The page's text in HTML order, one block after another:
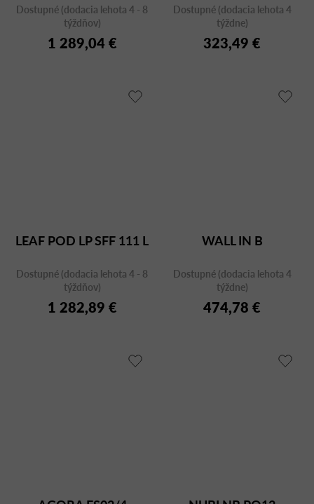
Dostupné (dodacia lehota 4 - 8
týždňov)
1 289,04 €
Dostupné (dodacia lehota 4
týždne)
323,49 €
LEAF POD LP SFF 111 L
Dostupné (dodacia lehota 4 - 8
týždňov)
1 282,89 €
WALL IN B
Dostupné (dodacia lehota 4
týždne)
474,78 €